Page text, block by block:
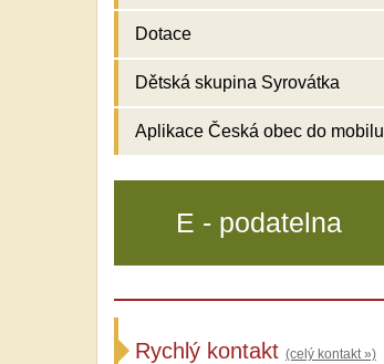
Dotace
Dětská skupina Syrovátka
Aplikace Česká obec do mobilu
E - podatelna
Rychlý kontakt (celý kontakt »)